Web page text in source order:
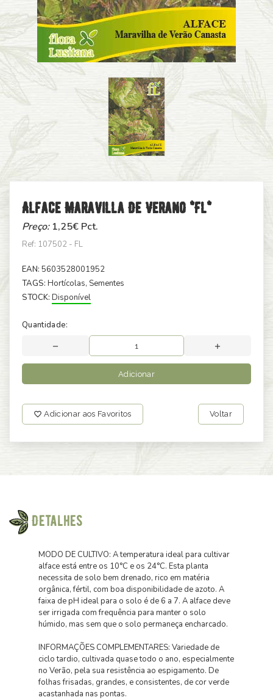
Alface Maravilla De Verano *fl*
Preço:1,25€ Pct.
Ref: 107502 - FL
EAN: 5603528001952
TAGS: Hortícolas, Sementes
STOCK: Disponível
Quantidade:
Adicionar
Adicionar aos Favoritos Voltar
Detalhes
MODO DE CULTIVO: A temperatura ideal para cultivar
alface está entre os 10°C e os 24°C. Esta planta
necessita de solo bem drenado, rico em matéria
orgânica, fértil, com boa disponibilidade de azoto. A
faixa de pH ideal para o solo é de 6 a 7. A alface deve
ser irrigada com frequência para manter o solo
húmido, mas sem que o solo permaneça encharcado.
INFORMAÇÕES COMPLEMENTARES: Variedade de
ciclo tardio, cultivada quase todo o ano, especialmente
no Verão, pela sua resistência ao espigamento. De
folhas frisadas, grandes, e consistentes, de cor verde
acastanhada nas pontas.